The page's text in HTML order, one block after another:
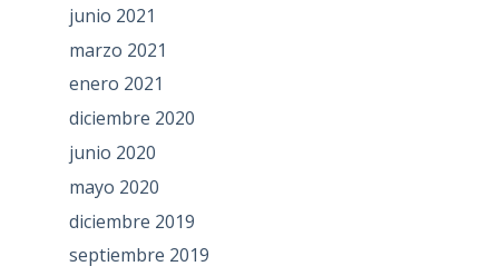
junio 2021
marzo 2021
enero 2021
diciembre 2020
junio 2020
mayo 2020
diciembre 2019
septiembre 2019